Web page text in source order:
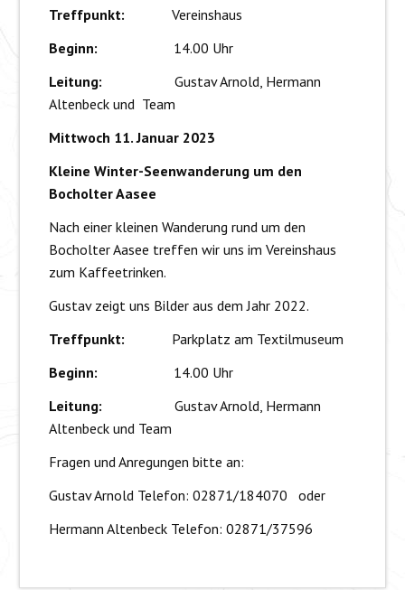
Treffpunkt: Vereinshaus
Beginn: 14.00 Uhr
Leitung: Gustav Arnold, Hermann
Altenbeck und Team
Mittwoch 11. Januar 2023
Kleine Winter-Seenwanderung um den
Bocholter Aasee
Nach einer kleinen Wanderung rund um den
Bocholter Aasee treffen wir uns im Vereinshaus
zum Kaffeetrinken.
Gustav zeigt uns Bilder aus dem Jahr 2022.
Treffpunkt: Parkplatz am Textilmuseum
Beginn: 14.00 Uhr
Leitung: Gustav Arnold, Hermann
Altenbeck und Team
Fragen und Anregungen bitte an:
Gustav Arnold Telefon: 02871/184070 oder
Hermann Altenbeck Telefon: 02871/37596